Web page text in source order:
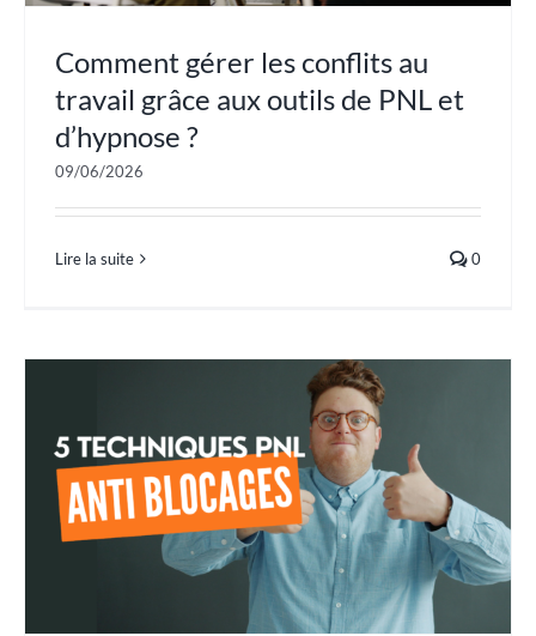
Comment gérer les conflits au
travail grâce aux outils de PNL et
d’hypnose ?
09/06/2026
Lire la suite 0